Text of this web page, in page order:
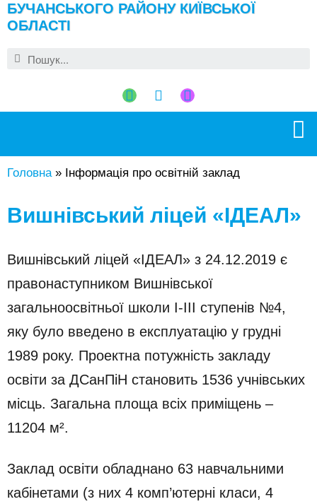
БУЧАНСЬКОГО РАЙОНУ КИЇВСЬКОЇ
ОБЛАСТІ
Головна» Інформація про освітній заклад
Вишнівський ліцей «ІДЕАЛ»
Вишнівський ліцей «ІДЕАЛ» з 24.12.2019 є
правонаступником Вишнівської
загальноосвітньої школи І-ІІІ ступенів №4,
яку було введено в експлуатацію у грудні
1989 року. Проектна потужність закладу
освіти за ДСанПіН становить 1536 учнівських
місць. Загальна площа всіх приміщень –
11204 м².
Заклад освіти обладнано 63 навчальними
кабінетами (з них 4 комп’ютерні класи, 4